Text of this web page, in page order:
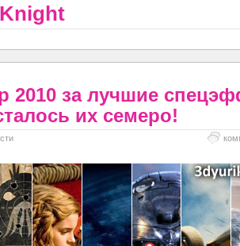
2010 за лучшие
их семеро!